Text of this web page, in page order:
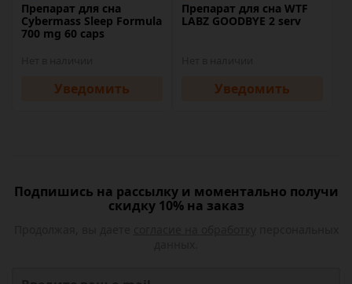
Препарат для сна
Cybermass Sleep Formula
700 mg 60 caps
Уведомить
Препарат для сна WTF
LABZ GOODBYE 2 serv
Уведомить
Подпишись на рассылку и моментально получи
скидку 10% на заказ